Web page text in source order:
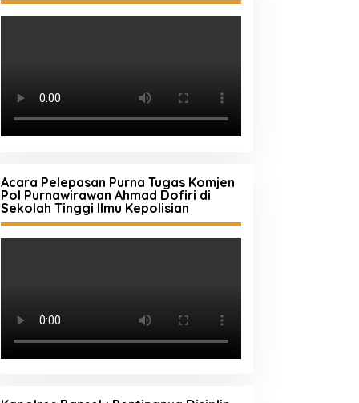
Acara Pelepasan Purna Tugas Komjen
Pol Purnawirawan Ahmad Dofiri di
Sekolah Tinggi Ilmu Kepolisian